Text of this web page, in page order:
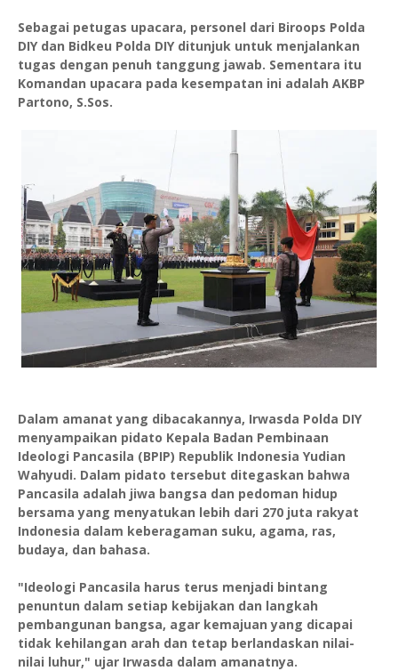
Sebagai petugas upacara, personel dari Biroops Polda
DIY dan Bidkeu Polda DIY ditunjuk untuk menjalankan
tugas dengan penuh tanggung jawab. Sementara itu
Komandan upacara pada kesempatan ini adalah AKBP
Partono, S.Sos.
Dalam amanat yang dibacakannya, Irwasda Polda DIY
menyampaikan pidato Kepala Badan Pembinaan
Ideologi Pancasila (BPIP) Republik Indonesia Yudian
Wahyudi. Dalam pidato tersebut ditegaskan bahwa
Pancasila adalah jiwa bangsa dan pedoman hidup
bersama yang menyatukan lebih dari 270 juta rakyat
Indonesia dalam keberagaman suku, agama, ras,
budaya, dan bahasa.
"Ideologi Pancasila harus terus menjadi bintang
penuntun dalam setiap kebijakan dan langkah
pembangunan bangsa, agar kemajuan yang dicapai
tidak kehilangan arah dan tetap berlandaskan nilai-
nilai luhur," ujar Irwasda dalam amanatnya.